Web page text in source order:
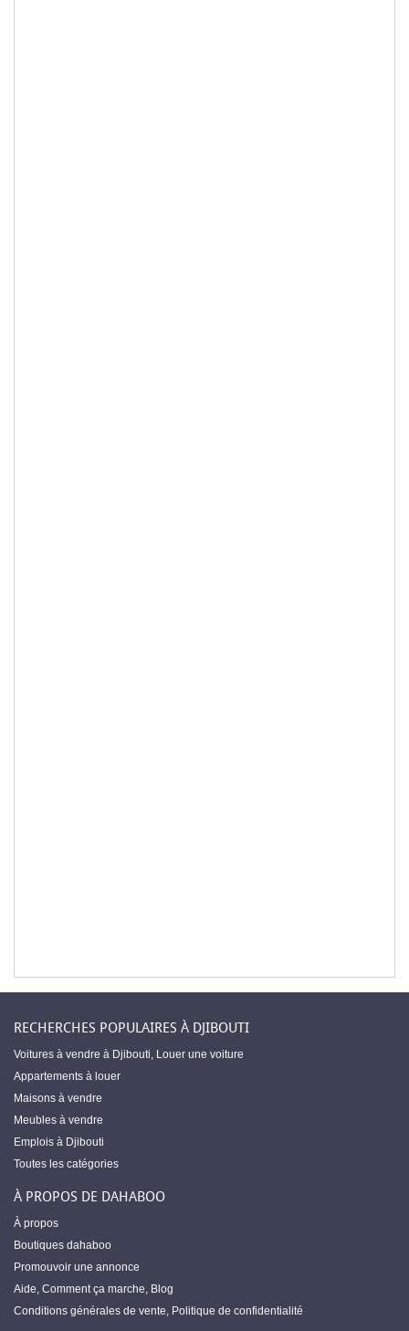
RECHERCHES POPULAIRES À DJIBOUTI
Voitures à vendre à Djibouti, Louer une voiture
Appartements à louer
Maisons à vendre
Meubles à vendre
Emplois à Djibouti
Toutes les catégories
À PROPOS DE DAHABOO
À propos
Boutiques dahaboo
Promouvoir une annonce
Aide, Comment ça marche, Blog
Conditions générales de vente, Politique de confidentialité